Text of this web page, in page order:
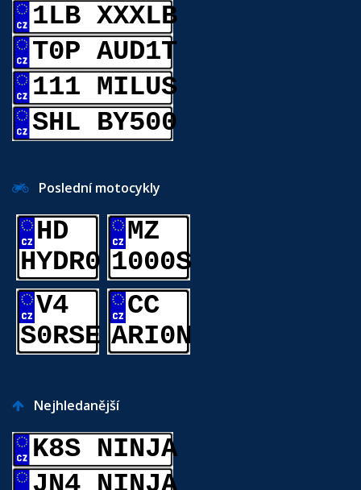
1LB XXXLB
T0P AUD1T
111 MILUS
SHL BY500
Poslední motocykly
HD
HYDR0
MZ
1000S
V4
S0RSE
CC
ARI0N
Nejhledanější
K8S NINJA